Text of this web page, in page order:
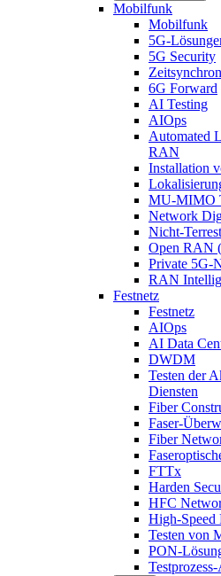
Mobilfunk
Mobilfunk
5G-
5G Security
6G Forward
AI Testing
AIOps
Automated
RAN
Installation
MU-MIMO
Network
Nicht-
Open RAN
Private 5G-
RAN
Festnetz
Festnetz
AIOps
AI Data
DWDM
Testen der
Diensten
Fiber
Faser-
Fiber
FTTx
Harden
HFC
High-Speed
Testen von
PON-